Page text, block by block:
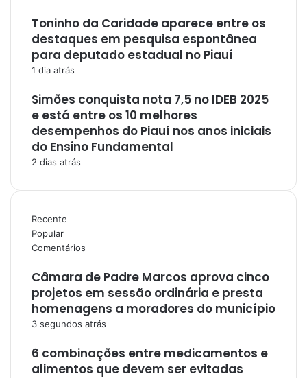
Toninho da Caridade aparece entre os
destaques em pesquisa espontânea
para deputado estadual no Piauí
1 dia atrás
Simões conquista nota 7,5 no IDEB 2025
e está entre os 10 melhores
desempenhos do Piauí nos anos iniciais
do Ensino Fundamental
2 dias atrás
Recente
Popular
Comentários
Câmara de Padre Marcos aprova cinco
projetos em sessão ordinária e presta
homenagens a moradores do município
3 segundos atrás
6 combinações entre medicamentos e
alimentos que devem ser evitadas